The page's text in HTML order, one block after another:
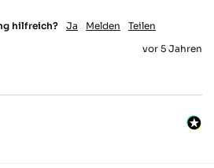
hilfreich? Ja Melden
Teilen
vor 5 Jahren